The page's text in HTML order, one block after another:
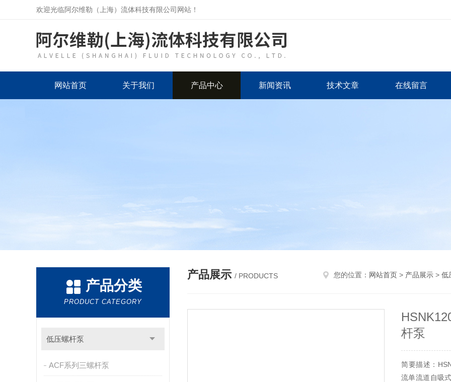
欢迎光临阿尔维勒（上海）流体科技有限公司网站！
网站首页 关于我们 产品中心 新闻资讯 技术文章 在线留言
产品分类
PRODUCT CATEGORY
低压螺杆泵
ACF系列三螺杆泵
产品展示 / PRODUCTS 您的位置： 网站首页 > 产品展示 > 低
杆泵
简要描述：
流单流道自吸